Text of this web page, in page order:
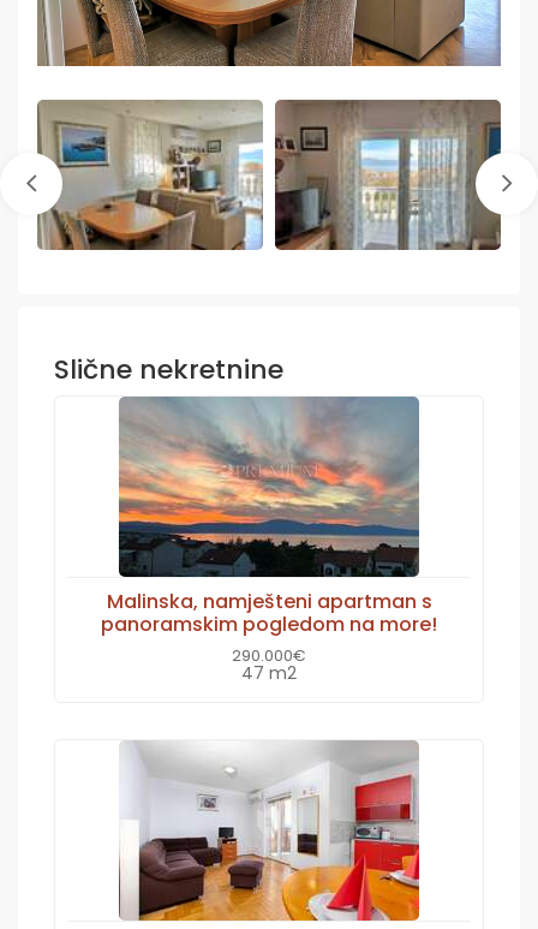
Slične nekretnine
Malinska, namješteni apartman s
panoramskim pogledom na more!
290.000€
47 m2